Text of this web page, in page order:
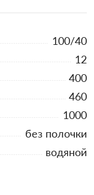
100/40
12
400
460
1000
без полочки
водяной